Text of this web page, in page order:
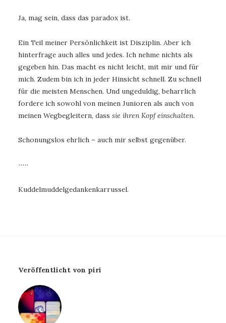
Ja, mag sein, dass das paradox ist.
Ein Teil meiner Persönlichkeit ist Disziplin. Aber ich
hinterfrage auch alles und jedes. Ich nehme nichts als
gegeben hin. Das macht es nicht leicht, mit mir und für
mich. Zudem bin ich in jeder Hinsicht schnell. Zu schnell
für die meisten Menschen. Und ungeduldig, beharrlich
fordere ich sowohl von meinen Junioren als auch von
meinen Wegbegleitern, dass sie ihren Kopf einschalten.
Schonungslos ehrlich – auch mir selbst gegenüber.
∙∙∙∙∙
Kuddelmuddelgedankenkarrussel.
Veröffentlicht von piri